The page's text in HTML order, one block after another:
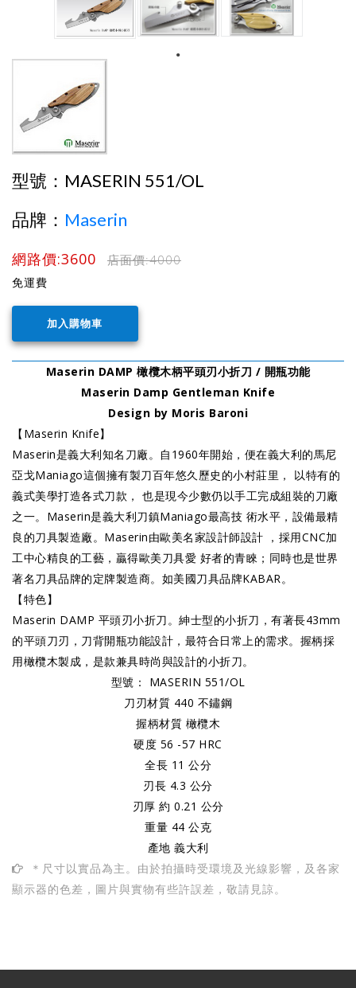
型號： MASERIN 551/OL
品牌： Maserin
網路價:3600 店面價:4000
免運費
Maserin DAMP 橄欖木柄平頭刃小折刀 / 開瓶功能
Maserin Damp Gentleman Knife
Design by Moris Baroni
【Maserin Knife】
Maserin是義大利知名刀廠。自1960年開始，便在義大利的馬尼
亞戈Maniago這個擁有製刀百年悠久歷史的小村莊里， 以特有的
義式美學打造各式刀款， 也是現今少數仍以手工完成組裝的刀廠
之一。Maserin是義大利刀鎮Maniago最高技 術水平，設備最精
良的刀具製造廠。Maserin由歐美名家設計師設計 ，採用CNC加
工中心精良的工藝，贏得歐美刀具愛 好者的青睞；同時也是世界
著名刀具品牌的定牌製造商。如美國刀具品牌KABAR。
【特色】
Maserin DAMP 平頭刃小折刀。紳士型的小折刀，有著長43mm
的平頭刀刃，刀背開瓶功能設計，最符合日常上的需求。握柄採
用橄欖木製成，是款兼具時尚與設計的小折刀。
型號： MASERIN 551/OL
刀刃材質 440 不鏽鋼
握柄材質 橄欖木
硬度 56 -57 HRC
全長 11 公分
刃長 4.3 公分
刃厚 約 0.21 公分
重量 44 公克
產地 義大利
＊尺寸以實品為主。由於拍攝時受環境及光線影響，及各家
顯示器的色差，圖片與實物有些許誤差，敬請見諒。